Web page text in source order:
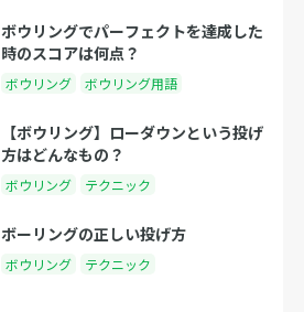
ボウリングでパーフェクトを達成した
時のスコアは何点？
ボウリング ボウリング用語
【ボウリング】ローダウンという投げ
方はどんなもの？
ボウリング テクニック
ボーリングの正しい投げ方
ボウリング テクニック